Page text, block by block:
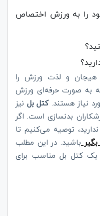
را به ورزش اختصاص
هیجان و لذت ورزش را
به صورت حرفه‌ای ورزش
نیاز هستند‌.کتل بل نیز
بدنسازی است. اگر
توصیه می‌کنیم تا
باشید. در این مطلب
یک کتل بل مناسب برای